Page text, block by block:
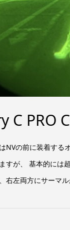
C PRO
NVの前に装着す
すが、 基本的には
右左両方にサーマ